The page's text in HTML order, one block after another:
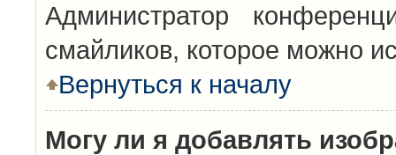
Администратор
смайликов, которое можно
Вернуться к началу
Могу ли я добавлять